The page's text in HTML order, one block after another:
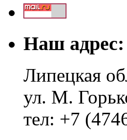
Наш адрес:
Липецкая
ул. М.
тел: +7